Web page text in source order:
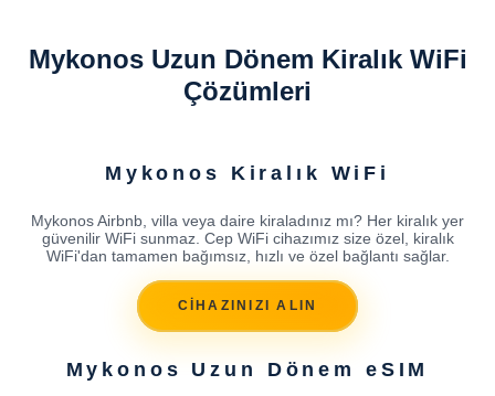
Mykonos Uzun Dönem Kiralık WiFi
Çözümleri
Mykonos Kiralık WiFi
Mykonos Airbnb, villa veya daire kiraladınız mı? Her kiralık yer
güvenilir WiFi sunmaz. Cep WiFi cihazımız size özel, kiralık
WiFi'dan tamamen bağımsız, hızlı ve özel bağlantı sağlar.
CİHAZINIZI ALIN
Mykonos Uzun Dönem eSIM